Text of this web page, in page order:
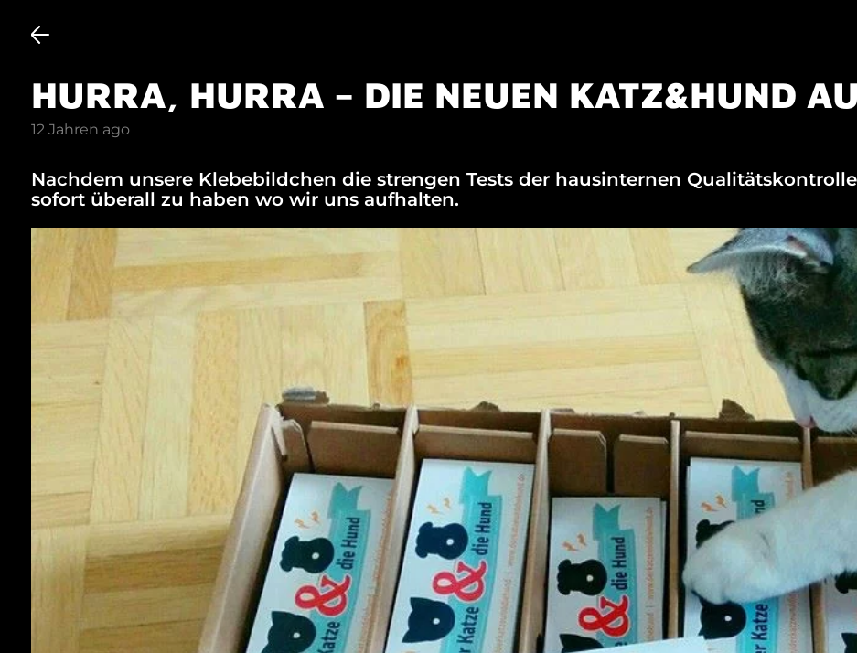
HURRA, HURRA – DIE NEUEN KATZ&HUND
12 Jahren ago
Nachdem unsere Klebebildchen die strengen Tests der hausinternen
sofort überall zu haben wo wir uns aufhalten.